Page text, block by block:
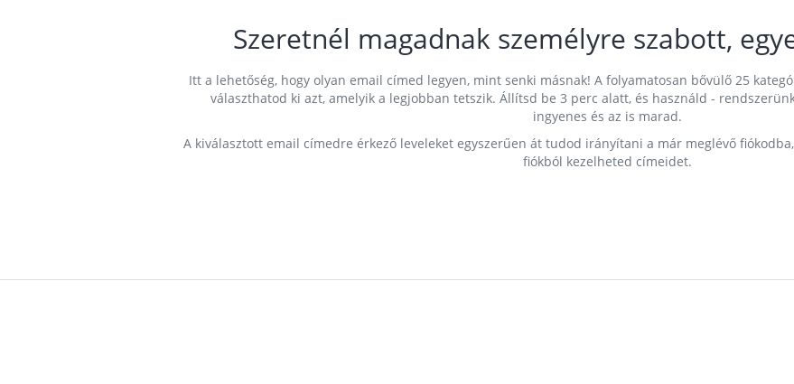
Szeretnél magadnak személyre szabott,
Itt a lehetőség, hogy olyan email címed legyen, mint senki másnak! A folyamatosan bővülő 25
választhatod ki azt, amelyik a legjobban tetszik. Állítsd be 3 perc alatt, és használd -
ingyenes és az is marad.
A kiválasztott email címedre érkező leveleket egyszerűen át tudod irányítani a már meglévő
fiókból kezelheted címeidet.